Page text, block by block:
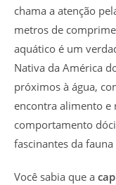
chama a atenção
metros de
aquático é um
Nativa da América
próximos à água,
encontra alimento e
comportamento
fascinantes da
Você sabia que a